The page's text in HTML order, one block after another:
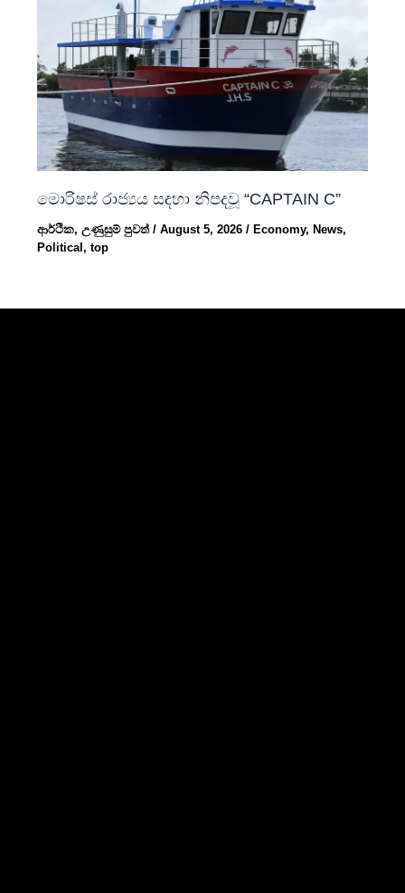
මොරිෂස් රාජ්‍යය සඳහා නිපදවූ “CAPTAIN C”
ආර්ථික,උණුසුම් පුවත්/August 5, 2026/Economy,News,
Political,top